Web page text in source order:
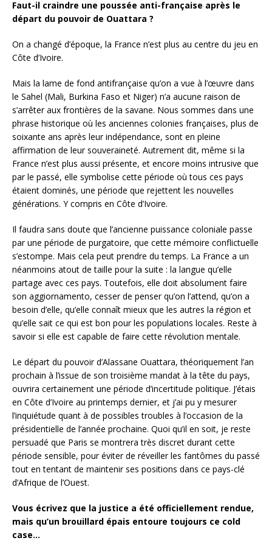
Faut-il craindre une poussée anti-française après le
départ du pouvoir de Ouattara ?
On a changé d’époque, la France n’est plus au centre du jeu en
Côte d’Ivoire.
Mais la lame de fond antifrançaise qu’on a vue à l’œuvre dans
le Sahel (Mali, Burkina Faso et Niger) n’a aucune raison de
s’arrêter aux frontières de la savane. Nous sommes dans une
phrase historique où les anciennes colonies françaises, plus de
soixante ans après leur indépendance, sont en pleine
affirmation de leur souveraineté. Autrement dit, même si la
France n’est plus aussi présente, et encore moins intrusive que
par le passé, elle symbolise cette période où tous ces pays
étaient dominés, une période que rejettent les nouvelles
générations. Y compris en Côte d’Ivoire.
Il faudra sans doute que l’ancienne puissance coloniale passe
par une période de purgatoire, que cette mémoire conflictuelle
s’estompe. Mais cela peut prendre du temps. La France a un
néanmoins atout de taille pour la suite : la langue qu’elle
partage avec ces pays. Toutefois, elle doit absolument faire
son aggiornamento, cesser de penser qu’on l’attend, qu’on a
besoin d’elle, qu’elle connaît mieux que les autres la région et
qu’elle sait ce qui est bon pour les populations locales. Reste à
savoir si elle est capable de faire cette révolution mentale.
Le départ du pouvoir d’Alassane Ouattara, théoriquement l’an
prochain à l’issue de son troisième mandat à la tête du pays,
ouvrira certainement une période d’incertitude politique. J’étais
en Côte d’Ivoire au printemps dernier, et j’ai pu y mesurer
l’inquiétude quant à de possibles troubles à l’occasion de la
présidentielle de l’année prochaine. Quoi qu’il en soit, je reste
persuadé que Paris se montrera très discret durant cette
période sensible, pour éviter de réveiller les fantômes du passé
tout en tentant de maintenir ses positions dans ce pays-clé
d’Afrique de l’Ouest.
Vous écrivez que la justice a été officiellement rendue,
mais qu’un brouillard épais entoure toujours ce cold
case…